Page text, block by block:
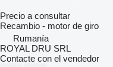
Precio a consultar
Recambio - motor de giro
Rumanía
ROYAL DRU SRL
Contacte con el vendedor